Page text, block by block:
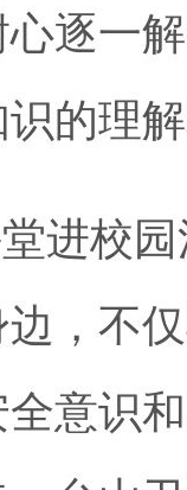
逐一
的理
进校
，不
意识